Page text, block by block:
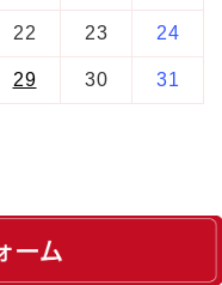
22 23 24
29 30 31